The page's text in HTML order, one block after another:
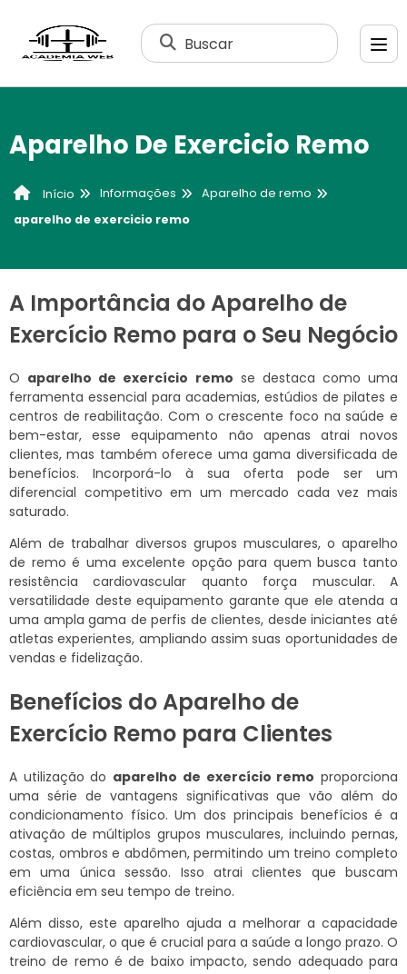
Buscar
Aparelho De Exercicio Remo
Início Informações
Aparelho de remo
aparelho de exercicio remo
A Importância do Aparelho de
Exercício Remo para o Seu Negócio
O aparelho de exercício remo se destaca como uma
ferramenta essencial para academias, estúdios de pilates e
centros de reabilitação. Com o crescente foco na saúde e
bem-estar, esse equipamento não apenas atrai novos
clientes, mas também oferece uma gama diversificada de
benefícios. Incorporá-lo à sua oferta pode ser um
diferencial competitivo em um mercado cada vez mais
saturado.
Além de trabalhar diversos grupos musculares, o aparelho
de remo é uma excelente opção para quem busca tanto
resistência cardiovascular quanto força muscular. A
versatilidade deste equipamento garante que ele atenda a
uma ampla gama de perfis de clientes, desde iniciantes até
atletas experientes, ampliando assim suas oportunidades de
vendas e fidelização.
Benefícios do Aparelho de
Exercício Remo para Clientes
A utilização do aparelho de exercício remo proporciona
uma série de vantagens significativas que vão além do
condicionamento físico. Um dos principais benefícios é a
ativação de múltiplos grupos musculares, incluindo pernas,
costas, ombros e abdômen, permitindo um treino completo
em uma única sessão. Isso atrai clientes que buscam
eficiência em seu tempo de treino.
Além disso, este aparelho ajuda a melhorar a capacidade
cardiovascular, o que é crucial para a saúde a longo prazo. O
treino de remo é de baixo impacto, sendo adequado para